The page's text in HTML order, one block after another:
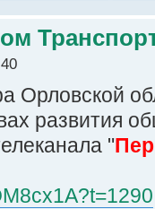
Орловской
развития
"